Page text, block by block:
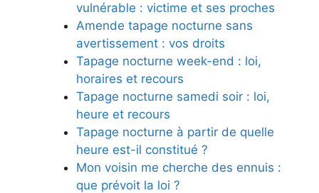
vulnérable : victime et ses proches
Amende tapage nocturne sans
avertissement : vos droits
Tapage nocturne week-end : loi,
horaires et recours
Tapage nocturne samedi soir : loi,
heure et recours
Tapage nocturne à partir de quelle
heure est-il constitué ?
Mon voisin me cherche des ennuis :
que prévoit la loi ?